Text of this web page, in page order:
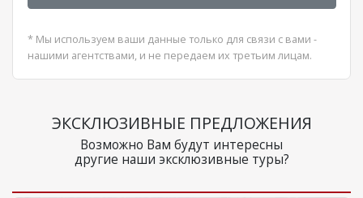
* Мы используем ваши данные только для связи с вами -
нашими агентствами, и не передаем их третьим лицам.
ЭКСКЛЮЗИВНЫЕ ПРЕДЛОЖЕНИЯ
Возможно Вам будут интересны
другие наши эксклюзивные туры?